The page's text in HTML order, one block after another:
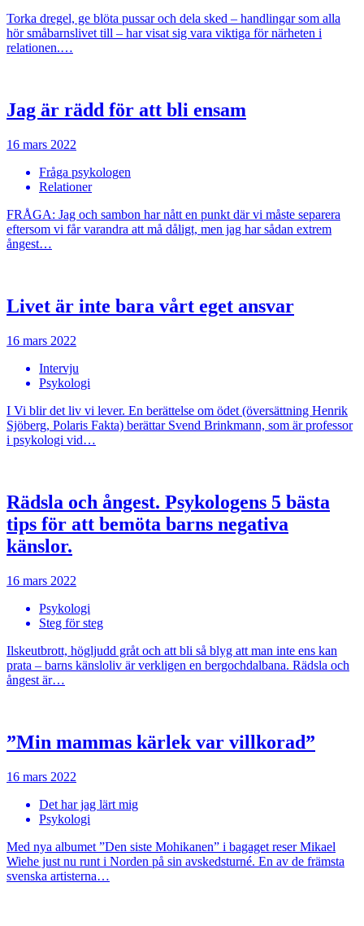
Torka dregel, ge blöta pussar och dela sked – handlingar som alla
hör småbarnslivet till – har visat sig vara viktiga för närheten i
relationen.…
Jag är rädd för att bli ensam
16 mars 2022
Fråga psykologen
Relationer
FRÅGA: Jag och sambon har nått en punkt där vi måste separera
eftersom vi får varandra att må dåligt, men jag har sådan extrem
ångest…
Livet är inte bara vårt eget ansvar
16 mars 2022
Intervju
Psykologi
I Vi blir det liv vi lever. En berättelse om ödet (översättning Henrik
Sjöberg, Polaris Fakta) berättar Svend Brinkmann, som är professor
i psykologi vid…
Rädsla och ångest. Psykologens 5 bästa
tips för att bemöta barns negativa
känslor.
16 mars 2022
Psykologi
Steg för steg
Ilskeutbrott, högljudd gråt och att bli så blyg att man inte ens kan
prata – barns känsloliv är verkligen en bergochdalbana. Rädsla och
ångest är…
”Min mammas kärlek var villkorad”
16 mars 2022
Det har jag lärt mig
Psykologi
Med nya albumet ”Den siste Mohikanen” i bagaget reser Mikael
Wiehe just nu runt i Norden på sin avskedsturné. En av de främsta
svenska artisterna…